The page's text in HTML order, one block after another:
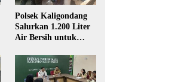
Polsek Kaligondang
Salurkan 1.200 Liter
Air Bersih untuk
Kekeringan di
Purbalingga